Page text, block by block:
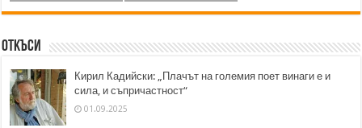
Откъси
Кирил Кадийски: „Плачът на големия поет винаги е и
сила, и съпричастност“
01.09.2025